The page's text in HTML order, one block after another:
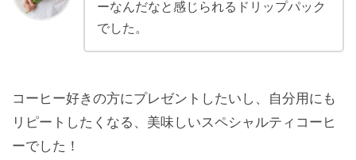
ーなんだなと感じられるドリップパック
でした。
コーヒー好きの方にプレゼントしたいし、自分用にも
リピートしたくなる、美味しいスペシャルティコーヒ
ーでした！